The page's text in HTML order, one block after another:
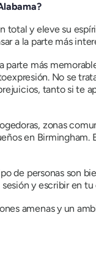
total y eleve su
a la parte más
parte más
No se
tanto si te
zonas
en
de personas son
y escribir en
amenas y un